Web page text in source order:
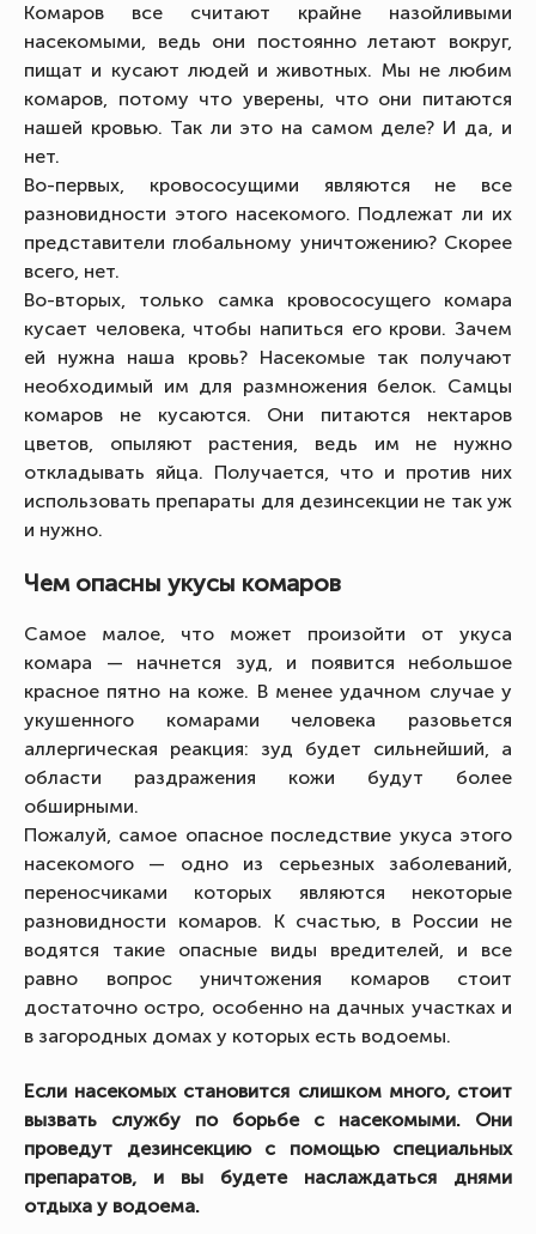
Комаров все считают крайне назойливыми
насекомыми, ведь они постоянно летают вокруг,
пищат и кусают людей и животных. Мы не любим
комаров, потому что уверены, что они питаются
нашей кровью. Так ли это на самом деле? И да, и
нет.
Во-первых, кровососущими являются не все
разновидности этого насекомого. Подлежат ли их
представители глобальному уничтожению? Скорее
всего, нет.
Во-вторых, только самка кровососущего комара
кусает человека, чтобы напиться его крови. Зачем
ей нужна наша кровь? Насекомые так получают
необходимый им для размножения белок. Самцы
комаров не кусаются. Они питаются нектаров
цветов, опыляют растения, ведь им не нужно
откладывать яйца. Получается, что и против них
использовать препараты для дезинсекции не так уж
и нужно.
Чем опасны укусы комаров
Самое малое, что может произойти от укуса
комара — начнется зуд, и появится небольшое
красное пятно на коже. В менее удачном случае у
укушенного комарами человека разовьется
аллергическая реакция: зуд будет сильнейший, а
области раздражения кожи будут более
обширными.
Пожалуй, самое опасное последствие укуса этого
насекомого — одно из серьезных заболеваний,
переносчиками которых являются некоторые
разновидности комаров. К счастью, в России не
водятся такие опасные виды вредителей, и все
равно вопрос уничтожения комаров стоит
достаточно остро, особенно на дачных участках и
в загородных домах у которых есть водоемы.
Если насекомых становится слишком много, стоит
вызвать службу по борьбе с насекомыми. Они
проведут дезинсекцию с помощью специальных
препаратов, и вы будете наслаждаться днями
отдыха у водоема.